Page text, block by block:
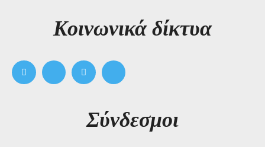
Kοινωνικά δίκτυα
Σύνδεσμοι